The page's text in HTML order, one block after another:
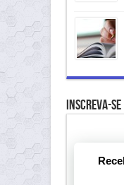
Inscreva-se